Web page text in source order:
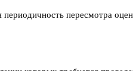
пересмотра